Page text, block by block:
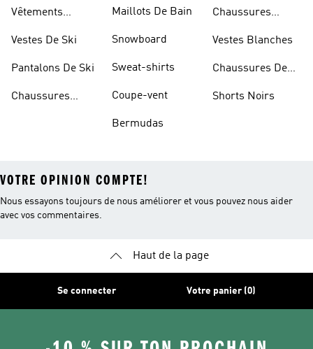
Vêtements
Vestes De Ski
Pantalons De Ski
Chaussures
Maillots De Bain
Snowboard
Sweat-shirts
Coupe-vent
Bermudas
Chaussures
Vestes Blanches
Chaussures De
Shorts Noirs
VOTRE OPINION COMPTE!
Nous essayons toujours de nous améliorer et vous pouvez nous aider
avec vos commentaires.
Haut de la page
Se connecter Votre panier (0)